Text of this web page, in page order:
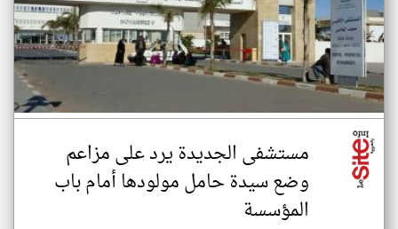
مستشفى الجديدة يرد على مزاعم
وضع سيدة حامل مولودها أمام باب
المؤسسة